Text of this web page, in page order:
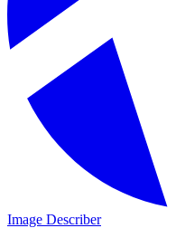
Image Describer